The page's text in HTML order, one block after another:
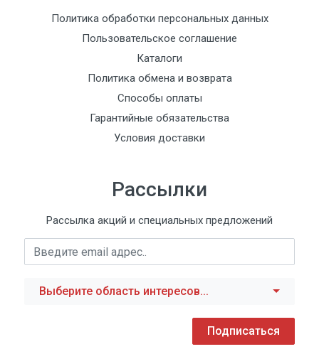
Политика обработки персональных данных
Пользовательское соглашение
Каталоги
Политика обмена и возврата
Способы оплаты
Гарантийные обязательства
Условия доставки
Рассылки
Рассылка акций и специальных предложений
Выберите область интересов...
Подписаться